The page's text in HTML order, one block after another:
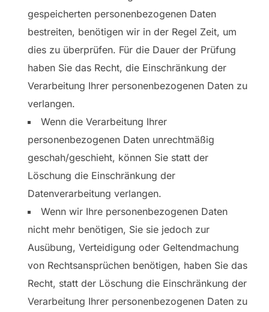
gespeicherten personenbezogenen Daten
bestreiten, benötigen wir in der Regel Zeit, um
dies zu überprüfen. Für die Dauer der Prüfung
haben Sie das Recht, die Einschränkung der
Verarbeitung Ihrer personenbezogenen Daten zu
verlangen.
Wenn die Verarbeitung Ihrer
personenbezogenen Daten unrechtmäßig
geschah/geschieht, können Sie statt der
Löschung die Einschränkung der
Datenverarbeitung verlangen.
Wenn wir Ihre personenbezogenen Daten
nicht mehr benötigen, Sie sie jedoch zur
Ausübung, Verteidigung oder Geltendmachung
von Rechtsansprüchen benötigen, haben Sie das
Recht, statt der Löschung die Einschränkung der
Verarbeitung Ihrer personenbezogenen Daten zu